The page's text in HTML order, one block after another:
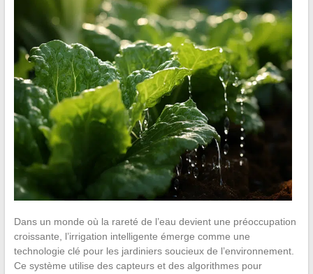
Dans un monde où la rareté de l’eau devient une préoccupation
croissante, l’irrigation intelligente émerge comme une
technologie clé pour les jardiniers soucieux de l’environnement.
Ce système utilise des capteurs et des algorithmes pour